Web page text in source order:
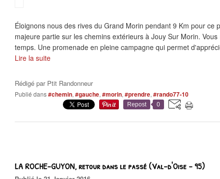
Éloignons nous des rives du Grand Morin pendant 9 Km pour ce
majeure partie sur les chemins extérieurs à Jouy Sur Morin.
temps. Une promenade en pleine campagne qui permet
Lire la suite
Rédigé par Ptit Randonneur
Publié dans#chemin, #gauche, #morin, #prendre, #rando77-10
Repost 0
LA ROCHE-GUYON, retour dans le passé (Val-d'Oise - 95)